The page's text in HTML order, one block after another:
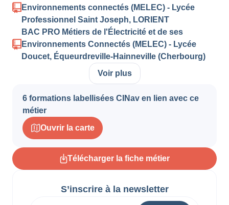
Environnements connectés (MELEC) - Lycée
Professionnel Saint Joseph, LORIENT
BAC PRO Métiers de l'Électricité et de ses
Environnements Connectés (MELEC) - Lycée
Doucet, Équeurdreville-Hainneville (Cherbourg)
Voir plus
6 formations labellisées CINav en lien avec ce
métier
Ouvrir la carte
Télécharger la fiche métier
S’inscrire à la newsletter